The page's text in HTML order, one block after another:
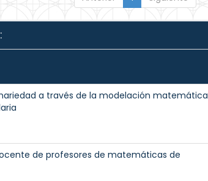
a través de la modelación matemática
de profesores de matemáticas de